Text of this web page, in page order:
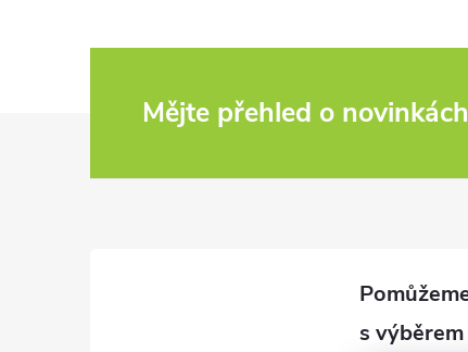
Mějte přehled o novinkách